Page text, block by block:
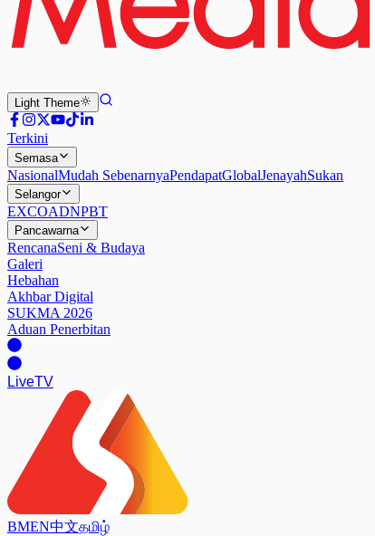
Light Theme
Terkini
Semasa
NasionalMudah SebenarnyaPendapatGlobalJenayahSukan
Selangor
EXCOADNPBT
Pancawarna
RencanaSeni & Budaya
Galeri
Hebahan
Akhbar Digital
SUKMA 2026
Aduan Penerbitan
LiveTV
BMEN中文தமிழ்